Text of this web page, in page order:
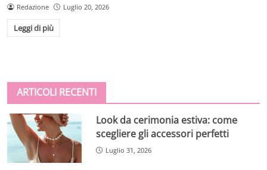
Redazione Luglio 20, 2026
Leggi di più
ARTICOLI RECENTI
Look da cerimonia estiva: come
scegliere gli accessori perfetti
Luglio 31, 2026